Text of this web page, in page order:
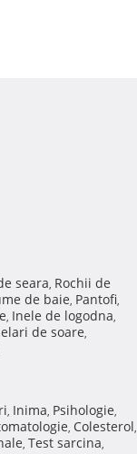
seara, Rochii de
de baie, Pantofi,
, Inele de logodna,
de soare,
, Inima, Psihologie,
, Colesterol,
, Test sarcina,